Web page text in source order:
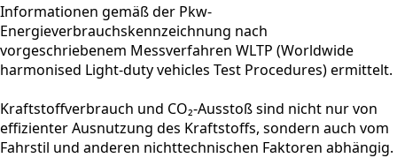
Informationen gemäß der Pkw-
Energieverbrauchskennzeichnung nach
vorgeschriebenem Messverfahren WLTP (Worldwide
harmonised Light-duty vehicles Test Procedures) ermittelt.
Kraftstoffverbrauch und CO₂-Ausstoß sind nicht nur von
effizienter Ausnutzung des Kraftstoffs, sondern auch vom
Fahrstil und anderen nichttechnischen Faktoren abhängig.